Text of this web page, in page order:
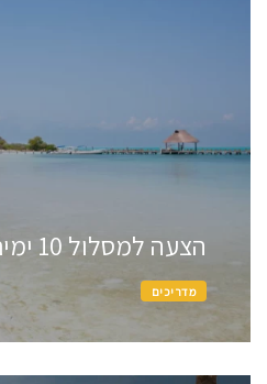
הצעה למסלול 10 ימים בצד הקארבי
מדריכים